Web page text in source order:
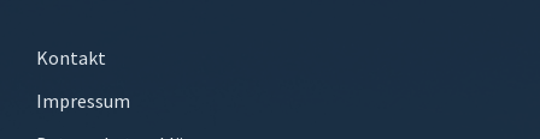
Kontakt
Impressum